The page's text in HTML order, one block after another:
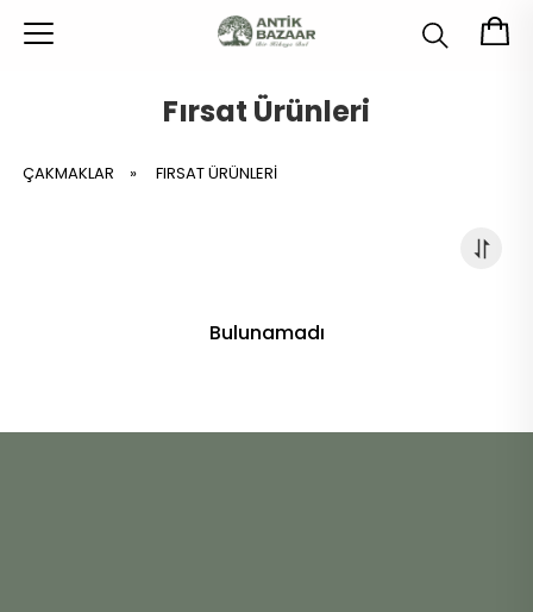
Fırsat Ürünleri
ÇAKMAKLAR » FIRSAT ÜRÜNLERI
Bulunamadı